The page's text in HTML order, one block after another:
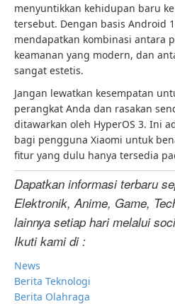
menyuntikkan kehidupan baru
tersebut. Dengan basis Android
mendapatkan kombinasi antara
keamanan yang modern, dan
sangat estetis.
Jangan lewatkan kesempatan
perangkat Anda dan rasakan
ditawarkan oleh HyperOS 3. Ini
bagi pengguna Xiaomi untuk
fitur yang dulu hanya tersedia
Dapatkan informasi terbaru
Elektronik, Anime, Game,
lainnya setiap hari melalui
Ikuti kami di :
News
Berita Teknologi
Berita Olahraga